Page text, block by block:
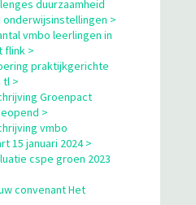
duurzaamheid
>
vmbo leerlingen in
flink >
praktijkgerichte
tl >
Groenpact
>
vmbo
15 januari 2024 >
cspe groen 2023
convenant Het